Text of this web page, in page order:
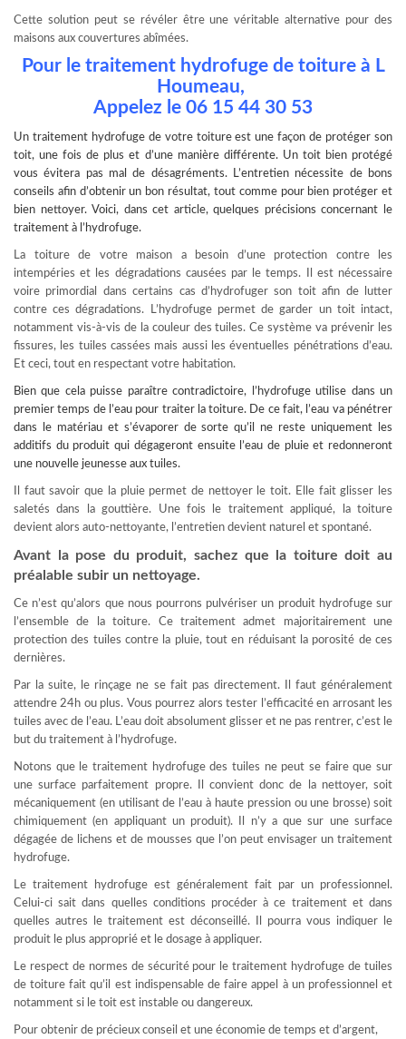
Cette solution peut se révéler être une véritable alternative pour des
maisons aux couvertures abîmées.
Pour le traitement hydrofuge de toiture à L
Houmeau,
Appelez le 06 15 44 30 53
Un traitement hydrofugede votre toiture est une façon de protéger son
toit, une fois de plus et d’une manière différente. Un toit bien protégé
vous évitera pas mal de désagréments. L’entretien nécessite de bons
conseils afin d’obtenir un bon résultat, tout comme pour bien protéger et
bien nettoyer. Voici, dans cet article, quelques précisions concernant le
traitement à l’hydrofuge.
La toiture de votre maison a besoin d’une protection contre les
intempéries et les dégradations causées par le temps. Il est nécessaire
voire primordial dans certains cas d’hydrofuger son toit afin de lutter
contre ces dégradations. L’hydrofuge permet de garder un toit intact,
notamment vis-à-vis de la couleur des tuiles. Ce système va prévenir les
fissures, les tuiles cassées mais aussi les éventuelles pénétrations d’eau.
Et ceci, tout en respectant votre habitation.
Bien que cela puisse paraître contradictoire, l’hydrofuge utilise dans un
premier temps de l’eau pour traiter la toiture. De ce fait, l’eau va pénétrer
dans le matériau et s’évaporer de sorte qu’il ne reste uniquement les
additifs du produit qui dégageront ensuite l’eau de pluie et redonneront
une nouvelle jeunesse aux tuiles.
Il faut savoir que la pluie permet de nettoyer le toit. Elle fait glisser les
saletés dans la gouttière. Une fois le traitement appliqué, la toiture
devient alors auto-nettoyante, l’entretien devient naturel et spontané.
Avant la pose du produit, sachez que la toiture doit au
préalable subir un nettoyage.
Ce n’est qu’alors que nous pourrons pulvériser un produit hydrofuge sur
l’ensemble de la toiture. Ce traitement admet majoritairement une
protection des tuiles contre la pluie, tout en réduisant la porosité de ces
dernières.
Par la suite, le rinçage ne se fait pas directement. Il faut généralement
attendre 24h ou plus. Vous pourrez alors tester l’efficacité en arrosant les
tuiles avec de l’eau. L’eau doit absolument glisser et ne pas rentrer, c’est le
but du traitement à l’hydrofuge.
Notons que le traitement hydrofuge des tuiles ne peut se faire que sur
une surface parfaitement propre. Il convient donc de la nettoyer, soit
mécaniquement (en utilisant de l’eau à haute pression ou une brosse) soit
chimiquement (en appliquant un produit). Il n’y a que sur une surface
dégagée de lichens et de mousses que l’on peut envisager un traitement
hydrofuge.
Le traitement hydrofuge est généralement fait par un professionnel.
Celui-ci sait dans quelles conditions procéder à ce traitement et dans
quelles autres le traitement est déconseillé. Il pourra vous indiquer le
produit le plus approprié et le dosage à appliquer.
Le respect de normes de sécurité pour le traitement hydrofuge de tuiles
de toiture fait qu’il est indispensable de faire appel à un professionnel et
notamment si le toit est instable ou dangereux.
Pour obtenir de précieux conseil et une économie de temps et d’argent,